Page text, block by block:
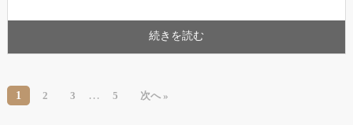
続きを読む
1 2 3 … 5 次へ »